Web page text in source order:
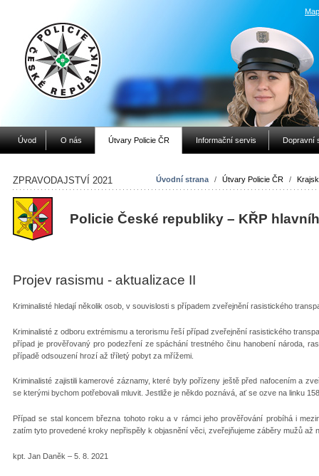
Úvod O nás Útvary Policie ČR Informační servis Dopravní
Úvodní strana / Útvary Policie ČR /
ZPRAVODAJSTVÍ 2021
Policie České republiky – KŘP
Projev rasismu - aktualizace II
Kriminalisté hledají několik osob, v souvislosti s případem zveřejnění rasistického
Kriminalisté z odboru extrémismu a terorismu řeší případ zveřejnění rasistického
případ je prověřovaný pro podezření ze spáchání trestného činu hanobení národa,
případě odsouzení hrozí až tříletý pobyt za mřížemi.
Kriminalisté zajistili kamerové záznamy, které byly pořízeny ještě před nafocením a
se kterými bychom potřebovali mluvit. Jestliže je někdo poznává, ať se ozve na linku
Případ se stal koncem března tohoto roku a v rámci jeho prověřování probíhá i
zatím tyto provedené kroky nepřispěly k objasnění věci, zveřejňujeme záběry mužů až
kpt. Jan Daněk – 5. 8. 2021